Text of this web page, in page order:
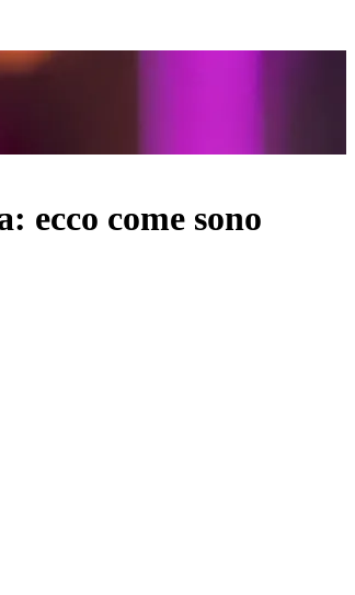
ecco come sono